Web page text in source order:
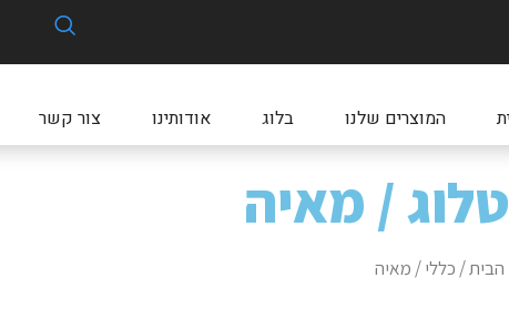
המוצרים שלנו בלוג אודותינו צור קשר
/ מאיה
הבית/ כללי/ מאיה